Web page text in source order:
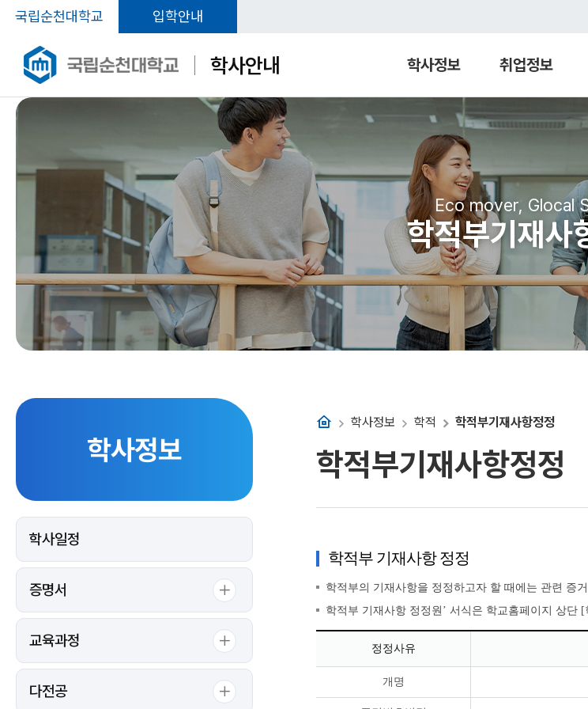
국립순천대학교 입학안내
학사안내 학사정보 취업정보
Eco mover, Glocal
학적부기재사
홈 학사정보 학적 학적부기재사항정정
학사정보
학사일정
증명서
교육과정
다전공
학적부기재사항정정
학적부 기재사항 정정
학적부의 기재사항을 정정하고자 할 때에는 관련 증
학적부 기재사항 정정원’ 서식은 학교홈페이지 상
부
재
정정사유
개명